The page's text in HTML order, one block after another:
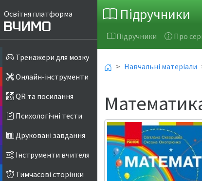
Освітня платформа
Тренажери для мозку
Онлайн-інструменти
QR та посилання
Психологічні тести
Друковані завдання
Інструменти вчителя
Тимчасові сторінки
Підручники
Підручники Про
Навчальні матеріали